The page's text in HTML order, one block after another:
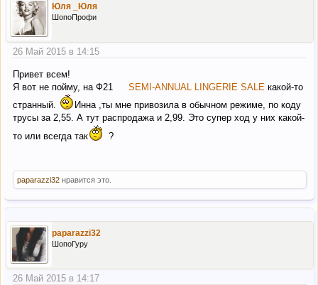
Юля _Юля
ШопоПрофи
26 Май 2015 в 14:15
Привет всем!
Я вот не пойму, на Ф21
SEMI-ANNUAL LINGERIE SALE какой-то
странный.
Инна ,ты мне привозила в обычном режиме, по коду
трусы за 2,55. А тут распродажа и 2,99. Это супер ход у них какой-
то или всегда так
?
paparazzi32 нравится это.
paparazzi32
ШопоГуру
26 Май 2015 в 14:17